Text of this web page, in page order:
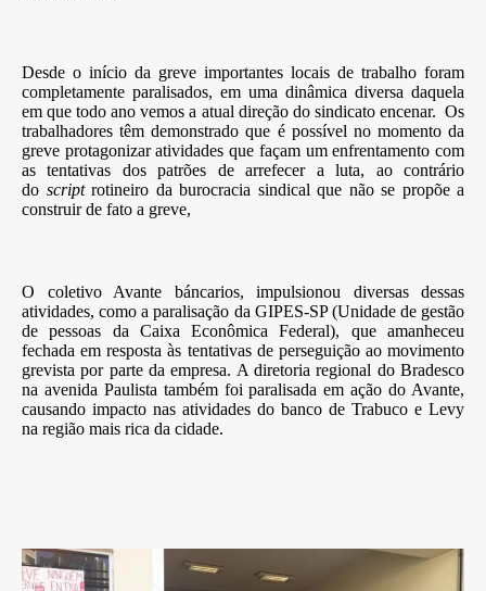
Desde o início da greve importantes locais de trabalho foram
completamente paralisados, em uma dinâmica diversa daquela
em que todo ano vemos a atual direção do sindicato encenar. Os
trabalhadores têm demonstrado que é possível no momento da
greve protagonizar atividades que façam um enfrentamento com
as tentativas dos patrões de arrefecer a luta, ao contrário
do scriptrotineiro da burocracia sindical que não se propõe a
construir de fato a greve,
O coletivo Avante báncarios, impulsionou diversas dessas
atividades, como a paralisação da GIPES-SP (Unidade de gestão
de pessoas da Caixa Econômica Federal), que amanheceu
fechada em resposta às tentativas de perseguição ao movimento
grevista por parte da empresa. A diretoria regional do Bradesco
na avenida Paulista também foi paralisada em ação do Avante,
causando impacto nas atividades do banco de Trabuco e Levy
na região mais rica da cidade.